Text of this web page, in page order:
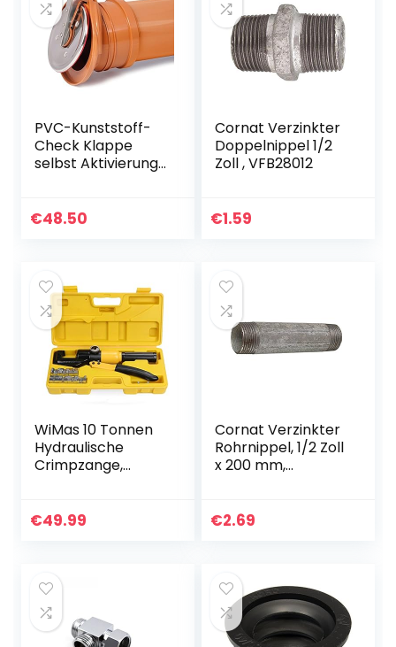
PVC-Kunststoff-
Check Klappe
selbst Aktivierung
Rückstau 110mm
€48.50
Cornat Verzinkter
Doppelnippel 1/2
Zoll , VFB28012
€1.59
WiMas 10 Tonnen
Hydraulische
Crimpzange,
Kabelschuhe, 4-70
€49.99
Cornat Verzinkter
Rohrnippel, 1/2 Zoll
x 200 mm,
€2.69